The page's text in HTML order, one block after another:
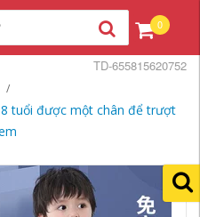
0
tuổi được một chân để trượt
TD-655815620752